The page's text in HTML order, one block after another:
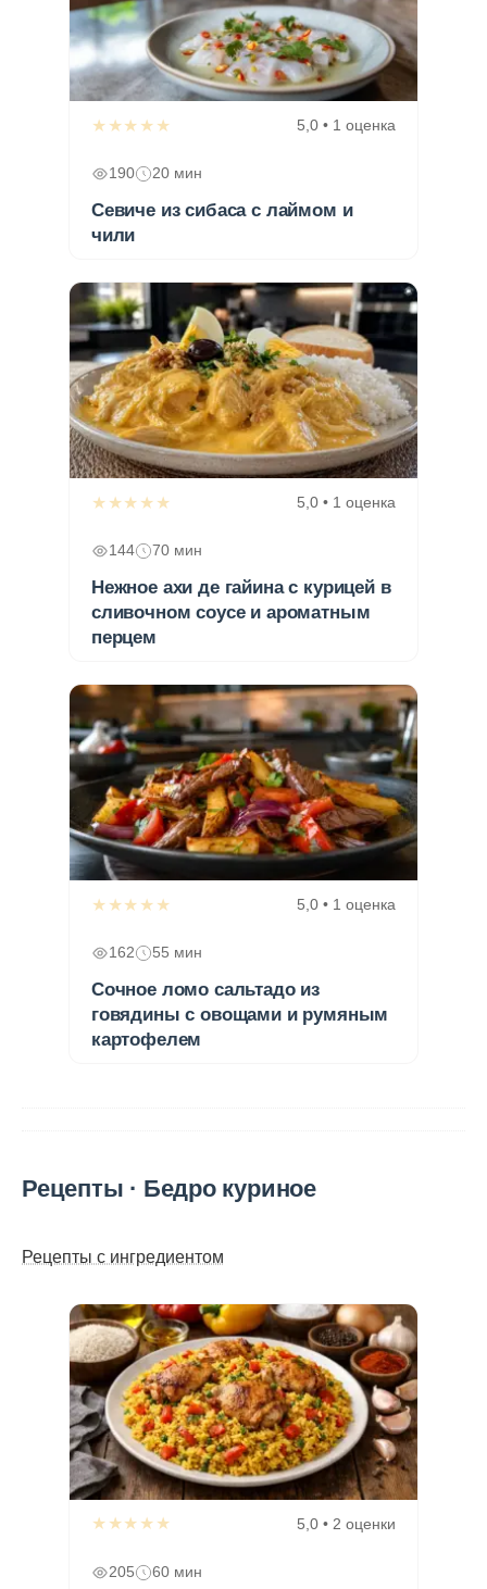
★★★★★ 5,0 • 1 оценка
190 20 мин
Севиче из сибаса с лаймом и
чили
★★★★★ 5,0 • 1 оценка
144 70 мин
Нежное ахи де гайина с курицей в
сливочном соусе и ароматным
перцем
★★★★★ 5,0 • 1 оценка
162 55 мин
Сочное ломо сальтадо из
говядины с овощами и румяным
картофелем
Рецепты · Бедро куриное
Рецепты с ингредиентом
★★★★★ 5,0 • 2 оценки
205 60 мин